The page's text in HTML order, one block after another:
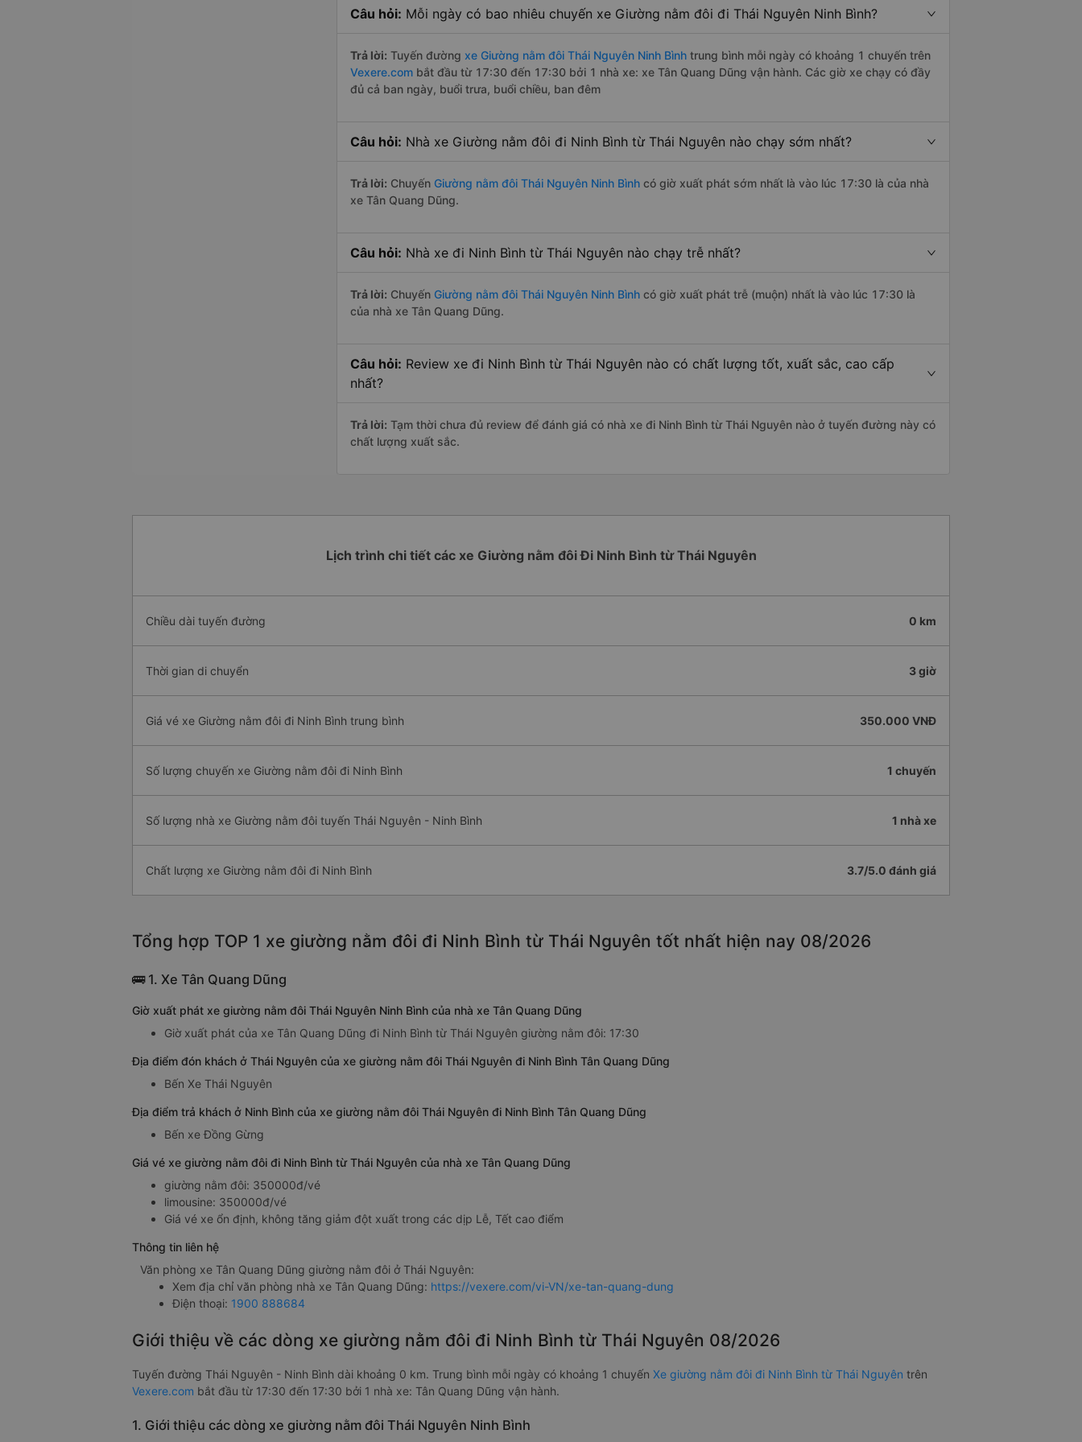
Câu hỏi: Mỗi ngày có bao nhiêu chuyến xe Giường nằm đôi đi Thái Nguyên Ninh Bình?
Trả lời: Tuyến đường xe Giường nằm đôi Thái Nguyên Ninh Bình trung bình mỗi ngày có khoảng 1 chuyến trên
Vexere.com bắt đầu từ 17:30 đến 17:30 bởi 1 nhà xe: xe Tân Quang Dũng vận hành. Các giờ xe chạy có đầy
đủ cả ban ngày, buổi trưa, buổi chiều, ban đêm
Câu hỏi: Nhà xe Giường nằm đôi đi Ninh Bình từ Thái Nguyên nào chạy sớm nhất?
Trả lời: Chuyến Giường nằm đôi Thái Nguyên Ninh Bình có giờ xuất phát sớm nhất là vào lúc 17:30 là của nhà
xe Tân Quang Dũng.
Câu hỏi: Nhà xe đi Ninh Bình từ Thái Nguyên nào chạy trễ nhất?
Trả lời: Chuyến Giường nằm đôi Thái Nguyên Ninh Bình có giờ xuất phát trễ (muộn) nhất là vào lúc 17:30 là
của nhà xe Tân Quang Dũng.
Câu hỏi: Review xe đi Ninh Bình từ Thái Nguyên nào có chất lượng tốt, xuất sắc, cao cấp
nhất?
Trả lời: Tạm thời chưa đủ review để đánh giá có nhà xe đi Ninh Bình từ Thái Nguyên nào ở tuyến đường này có
chất lượng xuất sắc.
Lịch trình chi tiết các xe Giường nằm đôi Đi Ninh Bình từ Thái Nguyên
Chiều dài tuyến đường 0 km
Thời gian di chuyển 3 giờ
Giá vé xe Giường nằm đôi đi Ninh Bình trung bình 350.000 VNĐ
Số lượng chuyến xe Giường nằm đôi đi Ninh Bình 1 chuyến
Số lượng nhà xe Giường nằm đôi tuyến Thái Nguyên - Ninh Bình 1 nhà xe
Chất lượng xe Giường nằm đôi đi Ninh Bình 3.7/5.0 đánh giá
Tổng hợp TOP 1 xe giường nằm đôi đi Ninh Bình từ Thái Nguyên tốt nhất hiện nay 08/2026
🚌 1. Xe Tân Quang Dũng
Giờ xuất phát xe giường nằm đôi Thái Nguyên Ninh Bình của nhà xe Tân Quang Dũng
Giờ xuất phát của xe Tân Quang Dũng đi Ninh Bình từ Thái Nguyên giường nằm đôi: 17:30
Địa điểm đón khách ở Thái Nguyên của xe giường nằm đôi Thái Nguyên đi Ninh Bình Tân Quang Dũng
Bến Xe Thái Nguyên
Địa điểm trả khách ở Ninh Bình của xe giường nằm đôi Thái Nguyên đi Ninh Bình Tân Quang Dũng
Bến xe Đồng Gừng
Giá vé xe giường nằm đôi đi Ninh Bình từ Thái Nguyên của nhà xe Tân Quang Dũng
giường nằm đôi: 350000đ/vé
limousine: 350000đ/vé
Giá vé xe ổn định, không tăng giảm đột xuất trong các dịp Lễ, Tết cao điểm
Thông tin liên hệ
Văn phòng xe Tân Quang Dũng giường nằm đôi ở Thái Nguyên:
Xem địa chỉ văn phòng nhà xe Tân Quang Dũng: https://vexere.com/vi-VN/xe-tan-quang-dung
Điện thoại: 1900 888684
Giới thiệu về các dòng xe giường nằm đôi đi Ninh Bình từ Thái Nguyên 08/2026
Tuyến đường Thái Nguyên - Ninh Bình dài khoảng 0 km. Trung bình mỗi ngày có khoảng 1 chuyến Xe giường nằm đôi đi Ninh Bình từ Thái Nguyên trên
Vexere.com bắt đầu từ 17:30 đến 17:30 bởi 1 nhà xe: Tân Quang Dũng vận hành.
1. Giới thiệu các dòng xe giường nằm đôi Thái Nguyên Ninh Bình